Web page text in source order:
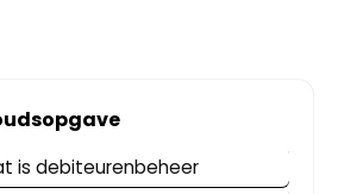
is debiteurenbeheer